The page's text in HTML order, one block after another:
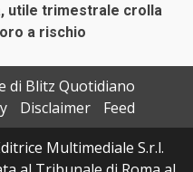
utile trimestrale crolla
a rischio
di Blitz Quotidiano
Disclaimer
Feed
Multimediale S.r.l.